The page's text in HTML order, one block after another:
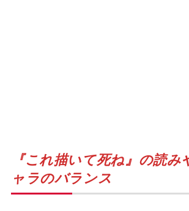
『これ描いて死ね』の読み
ャラのバランス